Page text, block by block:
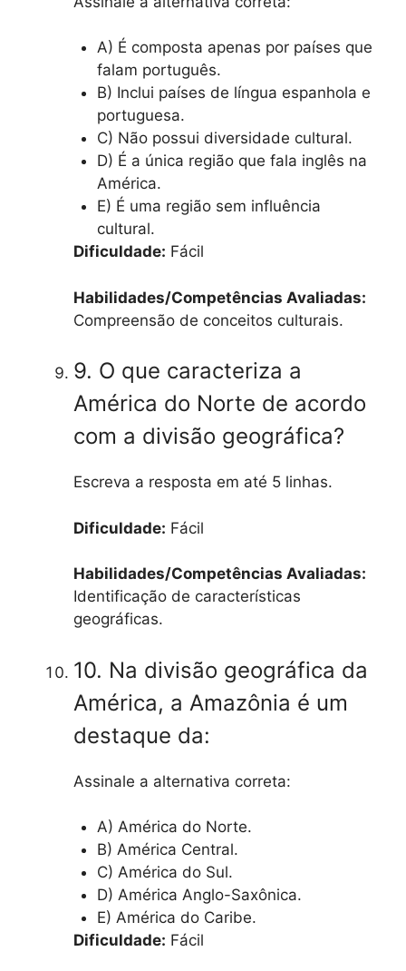
A) É composta apenas por países que
falam português.
B) Inclui países de língua espanhola e
portuguesa.
C) Não possui diversidade cultural.
D) É a única região que fala inglês na
América.
E) É uma região sem influência
cultural.
Dificuldade: Fácil
Habilidades/Competências Avaliadas:
Compreensão de conceitos culturais.
9. O que caracteriza a
América do Norte de acordo
com a divisão geográfica?
Escreva a resposta em até 5 linhas.
Dificuldade: Fácil
Habilidades/Competências Avaliadas:
Identificação de características
geográficas.
10. Na divisão geográfica da
América, a Amazônia é um
destaque da:
Assinale a alternativa correta:
A) América do Norte.
B) América Central.
C) América do Sul.
D) América Anglo-Saxônica.
E) América do Caribe.
Dificuldade: Fácil